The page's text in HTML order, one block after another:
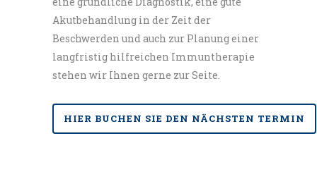
http://www.daab.de
Deutsche Atemwegsliga – u.a.
Schulungsvideos zur richtigen
http://www.atemwegsliga.de
Akutbehandlung in der Zeit der
Beschwerden und auch zur Planung einer
langfristig hilfreichen Immuntherapie
stehen wir Ihnen gerne zur Seite.
HIER BUCHEN SIE DEN NÄCHSTEN TERMIN